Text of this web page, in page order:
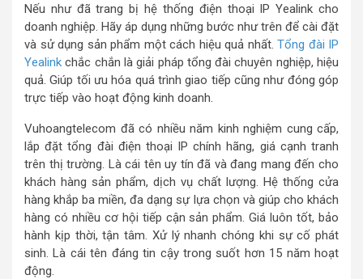
Nếu như đã trang bị hệ thống điện thoại IP Yealink cho
doanh nghiệp. Hãy áp dụng những bước như trên để cài đặt
và sử dụng sản phẩm một cách hiệu quả nhất. Tổng đài IP
Yealink chắc chắn là giải pháp tổng đài chuyên nghiệp, hiệu
quả. Giúp tối ưu hóa quá trình giao tiếp cũng như đóng góp
trực tiếp vào hoạt động kinh doanh.
Vuhoangtelecom đã có nhiều năm kinh nghiệm cung cấp,
lắp đặt tổng đài điện thoại IP chính hãng, giá cạnh tranh
trên thị trường. Là cái tên uy tín đã và đang mang đến cho
khách hàng sản phẩm, dịch vụ chất lượng. Hệ thống cửa
hàng khắp ba miền, đa dạng sự lựa chọn và giúp cho khách
hàng có nhiều cơ hội tiếp cận sản phẩm. Giá luôn tốt, bảo
hành kịp thời, tận tâm. Xử lý nhanh chóng khi sự cố phát
sinh. Là cái tên đáng tin cậy trong suốt hơn 15 năm hoạt
động.